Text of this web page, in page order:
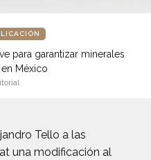
para garantizar minerales
México
Tello a las
una modificación al